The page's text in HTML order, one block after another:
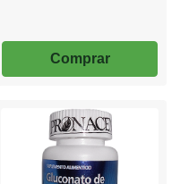
Comprar